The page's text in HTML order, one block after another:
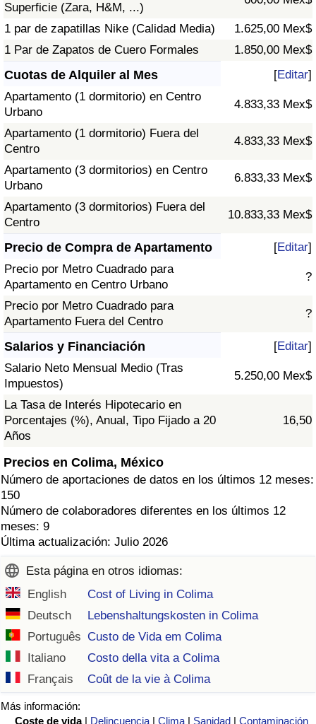
Superficie (Zara, H&M, ...)
1 par de zapatillas Nike (Calidad Media)
1.625,00 Mex$
1 Par de Zapatos de Cuero Formales
1.850,00 Mex$
Cuotas de Alquiler al Mes [Editar]
Apartamento (1 dormitorio) en Centro
Urbano
4.833,33 Mex$
Apartamento (1 dormitorio) Fuera del
Centro
4.833,33 Mex$
Apartamento (3 dormitorios) en Centro
Urbano
6.833,33 Mex$
Apartamento (3 dormitorios) Fuera del
Centro
10.833,33 Mex$
Precio de Compra de Apartamento [Editar]
Precio por Metro Cuadrado para
Apartamento en Centro Urbano
?
Precio por Metro Cuadrado para
Apartamento Fuera del Centro
?
Salarios y Financiación [Editar]
Salario Neto Mensual Medio (Tras
Impuestos)
5.250,00 Mex$
La Tasa de Interés Hipotecario en
Porcentajes (%), Anual, Tipo Fijado a 20
Años
16,50
Precios en Colima, México
Número de aportaciones de datos en los últimos 12 meses:
150
Número de colaboradores diferentes en los últimos 12
meses: 9
Última actualización: Julio 2026
Esta página en otros idiomas:
English
Cost of Living in Colima
Deutsch
Lebenshaltungskosten in Colima
Português Custo de Vida em Colima
Italiano
Costo della vita a Colima
Français
Coût de la vie à Colima
Más información:
Coste de vida | Delincuencia |Clima | Sanidad |Contaminación